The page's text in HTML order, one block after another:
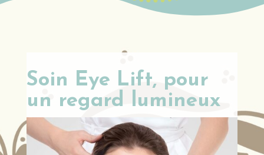
Soin Eye Lift, pour
un regard lumineux